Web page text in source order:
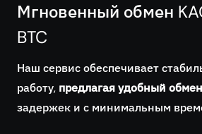
Мгновенный обмен
BTC
Наш сервис обеспечивает
работу, предлагая удобный
задержек и с минимальным